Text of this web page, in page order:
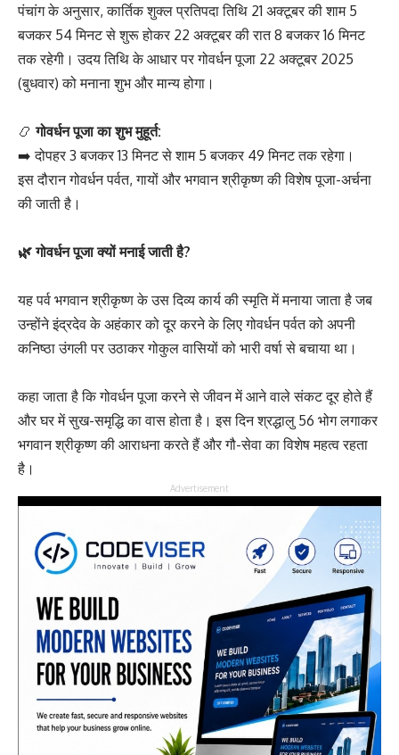
पंचांग के अनुसार, कार्तिक शुक्ल प्रतिपदा तिथि 21 अक्टूबर की शाम 5
बजकर 54 मिनट से शुरू होकर 22 अक्टूबर की रात 8 बजकर 16 मिनट
तक रहेगी। उदय तिथि के आधार पर गोवर्धन पूजा 22 अक्टूबर 2025
(बुधवार) को मनाना शुभ और मान्य होगा।
📿गोवर्धन पूजा का शुभ मुहूर्त:
➡️ दोपहर 3 बजकर 13 मिनट से शाम 5 बजकर 49 मिनट तक रहेगा।
इस दौरान गोवर्धन पर्वत, गायों और भगवान श्रीकृष्ण की विशेष पूजा-अर्चना
की जाती है।
🌿 गोवर्धन पूजा क्यों मनाई जाती है?
यह पर्व भगवान श्रीकृष्ण के उस दिव्य कार्य की स्मृति में मनाया जाता है जब
उन्होंने इंद्रदेव के अहंकार को दूर करने के लिए गोवर्धन पर्वत को अपनी
कनिष्ठा उंगली पर उठाकर गोकुल वासियों को भारी वर्षा से बचाया था।
कहा जाता है कि गोवर्धन पूजा करने से जीवन में आने वाले संकट दूर होते हैं
और घर में सुख-समृद्धि का वास होता है। इस दिन श्रद्धालु 56 भोग लगाकर
भगवान श्रीकृष्ण की आराधना करते हैं और गौ-सेवा का विशेष महत्व रहता
है।
Advertisement